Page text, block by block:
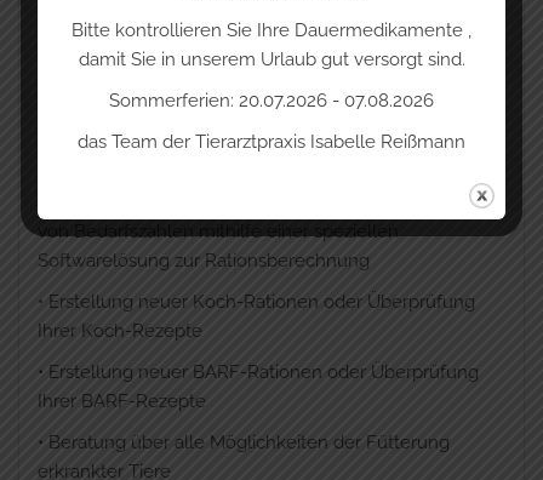
olgende Leistungen bieten wir an:
• Hilfe bei der Suche nach einem geeigneten Futter –
egal ob Alleinfuttermittel, selbst gekochte Rationen
• Rationsüberprüfung und -anpassung auf Grundlage
von Bedarfszahlen mithilfe einer speziellen
Softwarelösung zur Rationsberechnung
• Erstellung neuer Koch-Rationen oder Überprüfung
Ihrer Koch-Rezepte
• Erstellung neuer BARF-Rationen oder Überprüfung
Ihrer BARF-Rezepte
• Beratung über alle Möglichkeiten der Fütterung
erkrankter Tiere
Bitte kontrollieren Sie Ihre Dauermedikamente ,
damit Sie in unserem Urlaub gut versorgt sind.
Sommerferien: 20.07.2026 - 07.08.2026
das Team der Tierarztpraxis Isabelle Reißmann